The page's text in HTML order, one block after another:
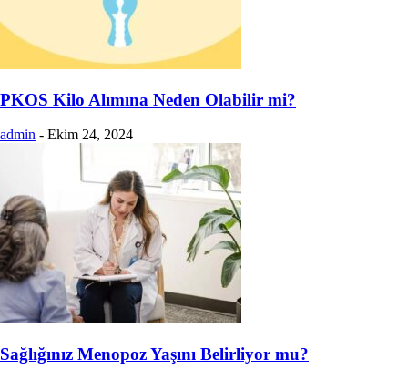
PKOS Kilo Alımına Neden Olabilir mi?
admin - Ekim 24, 2024
Sağlığınız Menopoz Yaşını Belirliyor mu?